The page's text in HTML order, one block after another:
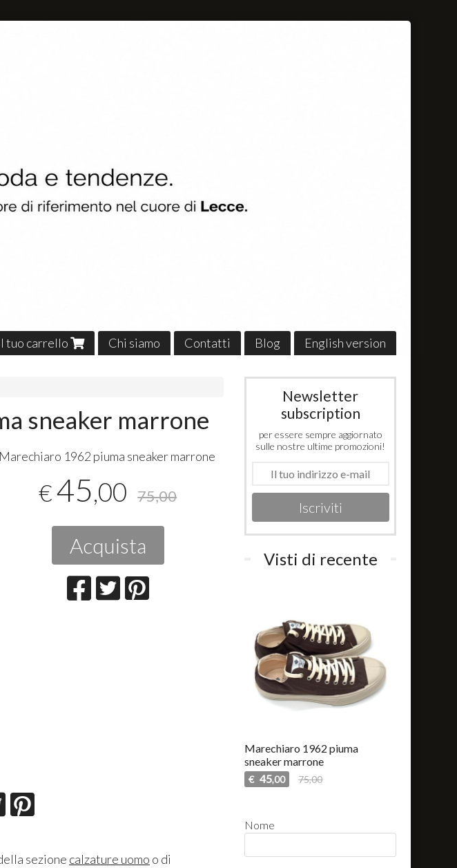
tuo carrello Chi siamo Contatti Blog English version
sneaker marrone
​Marechiaro 1962 piuma sneaker marrone
€45,00 75,00
Acquista
sezione calzature uomo o di
Newsletter
subscription
per essere sempre aggiornato
sulle nostre ultime promozioni!
Iscriviti
Visti di recente
Marechiaro 1962 piuma
sneaker marrone
€ 45,00 75,00
Nome